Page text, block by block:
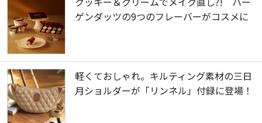
ゲンダッツの9つのフレーバーがコスメに
軽くておしゃれ。キルティング素材の三日
月ショルダーが「リンネル」付録に登場！